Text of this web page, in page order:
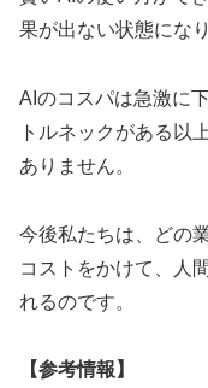
果が出ない状態にな
AIのコスパは急激に
トルネックがある以
ありません。
今後私たちは、どの
コストをかけて、人
れるのです。
【参考情報】